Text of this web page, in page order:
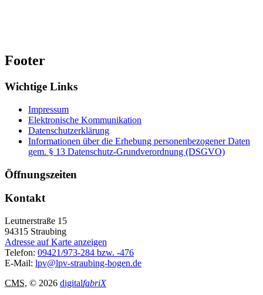
Footer
Wichtige Links
Impressum
Elektronische Kommunikation
Datenschutzerklärung
Informationen über die Erhebung personenbezogener Daten
gem. § 13 Datenschutz-Grundverordnung (DSGVO)
Öffnungszeiten
Kontakt
Leutnerstraße 15
94315 Straubing
Adresse auf Karte anzeigen
Telefon: 09421/973-284 bzw. -476
E-Mail: lpv@lpv-straubing-bogen.de
CMS, © 2026 digitalfabriX